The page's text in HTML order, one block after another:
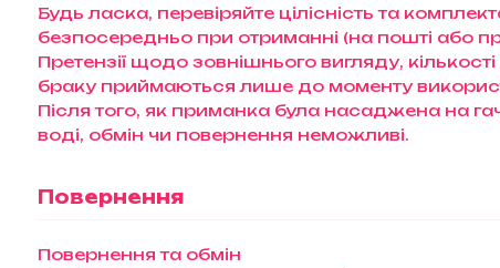
Будь ласка, перевіряйте цілісність та
безпосередньо при отриманні (на пошті або
Претензії щодо зовнішнього вигляду,
браку приймаються лише до моменту
Після того, як приманка була насаджена на
воді, обмін чи повернення неможливі.
Повернення
Повернення та обмін